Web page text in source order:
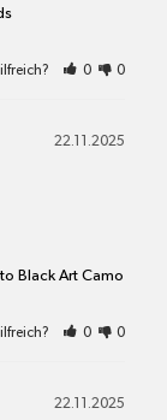
0 0
22.11.2025
Black Art Camo
0 0
22.11.2025